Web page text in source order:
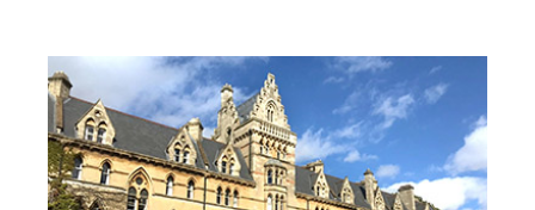
網站連結
聯絡我們